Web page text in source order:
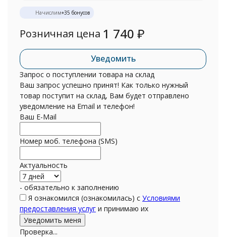
Начислим+35 бонусов
Розничная цена 1 740 ₽
Уведомить
Запрос о поступлении товара на склад
Ваш запрос успешно принят! Как только нужный
товар поступит на склад, Вам будет отправлено
уведомление на Email и телефон!
Ваш E-Mail
Номер моб. телефона (SMS)
Актуальность
- обязательно к заполнению
Я ознакомился (ознакомилась) с Условиями
предоставления услуг и принимаю их
Проверка...